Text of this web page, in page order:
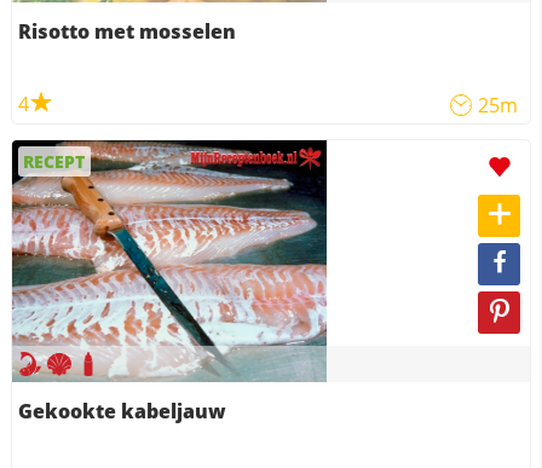
Risotto met mosselen
4 25m
RECEPT
Gekookte kabeljauw